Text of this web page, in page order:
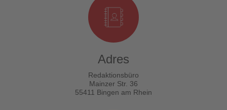
Adres
Redaktionsbüro
Mainzer Str. 36
55411 Bingen am Rhein